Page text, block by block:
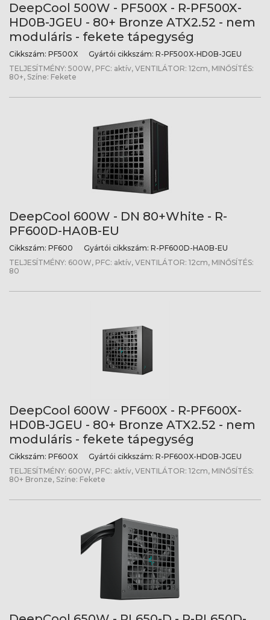
DeepCool 500W - PF500X - R-PF500X-
HD0B-JGEU - 80+ Bronze ATX2.52 - nem
moduláris - fekete tápegység
Cikkszám: PF500X Gyártói cikkszám: R-PF500X-HD0B-JGEU
TELJESÍTMÉNY: 500W, PFC: aktív, VENTILÁTOR: 12cm, MINŐSÍTÉS:
80+, Színe: Fekete
DeepCool 600W - DN 80+White - R-
PF600D-HA0B-EU
Cikkszám: PF600 Gyártói cikkszám: R-PF600D-HA0B-EU
TELJESÍTMÉNY: 600W, PFC: aktív, VENTILÁTOR: 12cm, MINŐSÍTÉS:
80
DeepCool 600W - PF600X - R-PF600X-
HD0B-JGEU - 80+ Bronze ATX2.52 - nem
moduláris - fekete tápegység
Cikkszám: PF600X Gyártói cikkszám: R-PF600X-HD0B-JGEU
TELJESÍTMÉNY: 600W, PFC: aktív, VENTILÁTOR: 12cm, MINŐSÍTÉS:
80+ Bronze, Színe: Fekete